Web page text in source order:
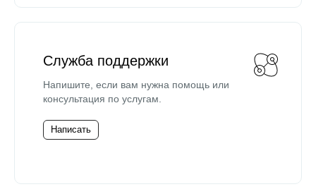
Служба поддержки
Напишите, если вам нужна помощь или
консультация по услугам.
Написать